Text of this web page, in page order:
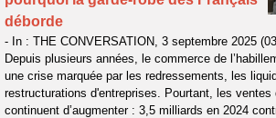
déborde
- In : THE CONVERSATION, 3 septembre 2025
Depuis plusieurs années, le commerce de
une crise marquée par les redressements, les
restructurations d'entreprises. Pourtant, les ventes
continuent d’augmenter : 3,5 milliards en 2024